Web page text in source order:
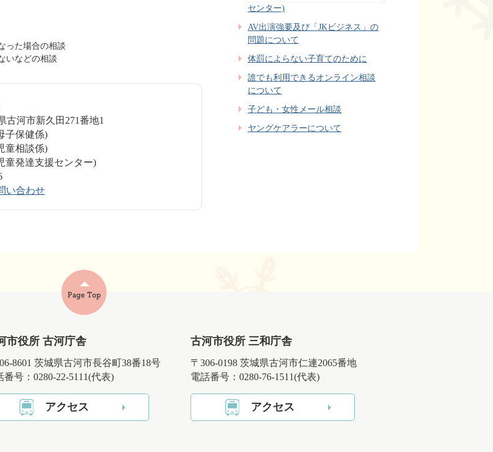
った場合の相談
いなどの相談
古河市新久田271番地1
子保健係)
相談係)
達支援センター)
い合わせ
センター)
AV出演強要及び「JKビジネス」の
問題について
体罰によらない子育てのために
誰でも利用できるオンライン相談
について
子ども・女性メール相談
ヤングケアラーについて
市役所 古河庁舎
8601 茨城県古河市長谷町38番18号
番号：0280-22-5111(代表)
アクセス
古河市役所 三和庁舎
〒306-0198 茨城県古河市仁連2065番地
電話番号：0280-76-1511(代表)
アクセス